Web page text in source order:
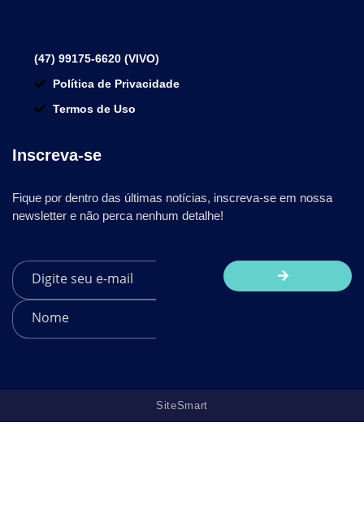
(47) 99175-6620 (VIVO)
Política de Privacidade
Termos de Uso
Inscreva-se
Fique por dentro das últimas notícias, inscreva-se em nossa
newsletter e não perca nenhum detalhe!
SiteSmart